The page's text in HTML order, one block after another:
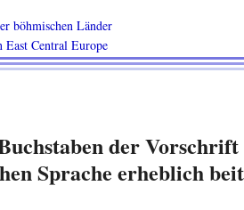
böhmischen Länder
Central Europe
der Vorschrift
Sprache erheblich